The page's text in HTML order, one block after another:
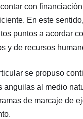
con
En este
puntos a acordar
y de recursos
se propuso
al medio
de marcaje de